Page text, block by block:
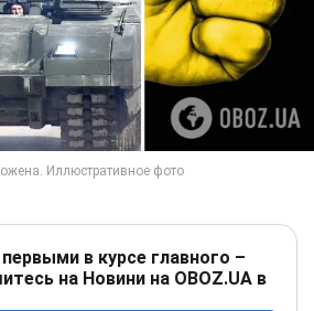
в курсе главного –
на Новини на OBOZ.UA в